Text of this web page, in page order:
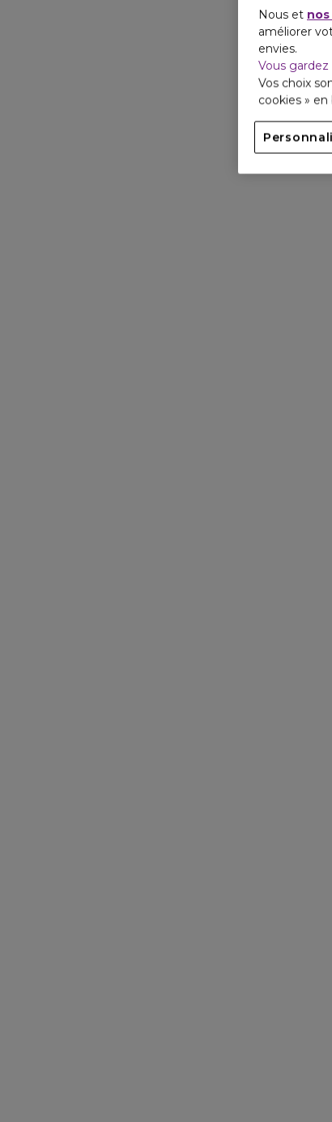
Nous et
améliorer
envies.
Vous
Vos choix
cookies »